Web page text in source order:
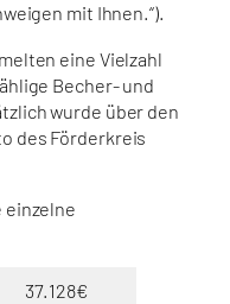
mit Ihnen.“).
eine Vielzahl
Becher- und
wurde über den
des Förderkreis
einzelne
37.128€